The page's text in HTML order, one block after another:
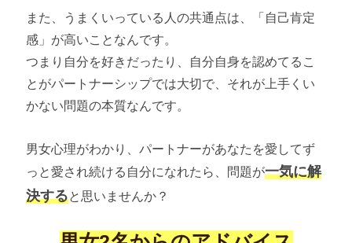
また、うまくいっている人の共通点は、「自己肯定
感」が高いことなんです。
つまり自分を好きだったり、自分自身を認めてるこ
とがパートナーシップでは大切で、それが上手くい
かない問題の本質なんです。
男女心理がわかり、パートナーがあなたを愛してず
っと愛され続ける自分になれたら、問題が一気に解
決すると思いませんか？